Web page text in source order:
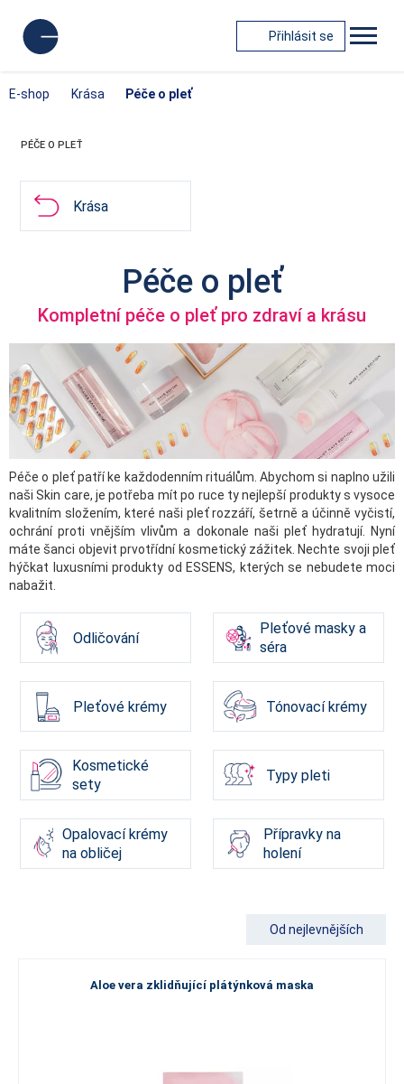
Přihlásit se
E-shop Krása Péče o pleť
PÉČE O PLEŤ
Krása
Péče o pleť
Kompletní péče o pleť pro zdraví a krásu
Péče o pleť patří ke každodenním rituálům. Abychom si naplno užili
naši Skin care, je potřeba mít po ruce ty nejlepší produkty s vysoce
kvalitním složením, které naši pleť rozzáří, šetrně a účinně vyčistí,
ochrání proti vnějším vlivům a dokonale naši pleť hydratují. Nyní
máte šanci objevit prvotřídní kosmetický zážitek. Nechte svoji pleť
hýčkat luxusními produkty od ESSENS, kterých se nebudete moci
nabažit.
Odličování
Pleťové masky a
séra
Pleťové krémy Tónovací krémy
Kosmetické
sety
Typy pleti
Opalovací krémy
na obličej
Přípravky na
holení
Od nejlevnějších
Aloe vera zklidňující plátýnková maska